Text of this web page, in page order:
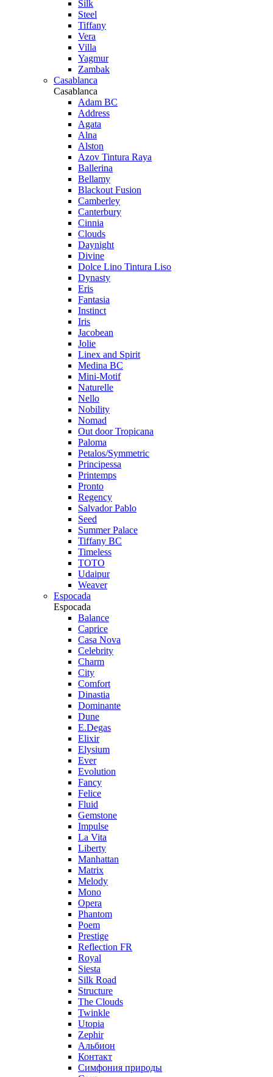
Silk
Steel
Tiffany
Vera
Villa
Yagmur
Zambak
Casablanca
Casablanca
Adam BC
Address
Agata
Alna
Alston
Azov Tintura Raya
Ballerina
Bellamy
Blackout Fusion
Camberley
Canterbury
Cinnia
Clouds
Daynight
Divine
Dolce Lino Tintura Liso
Dynasty
Eris
Fantasia
Instinct
Iris
Jacobean
Jolie
Linex and Spirit
Medina BC
Mini-Motif
Naturelle
Nello
Nobility
Nomad
Out door Tropicana
Paloma
Petalos/Symmetric
Principessa
Printemps
Pronto
Regency
Salvador Pablo
Seed
Summer Palace
Tiffany BC
Timeless
TOTO
Udaipur
Weaver
Espocada
Espocada
Balance
Caprice
Casa Nova
Celebrity
Charm
City
Comfort
Dinastia
Dominante
Dune
E.Degas
Elixir
Elysium
Ever
Evolution
Fancy
Felice
Fluid
Gemstone
Impulse
La Vita
Liberty
Manhattan
Matrix
Melody
Mono
Opera
Phantom
Poem
Prestige
Reflection FR
Royal
Siesta
Silk Road
Structure
The Clouds
Twinkle
Utopia
Zephir
Альбион
Контакт
Симфония природы